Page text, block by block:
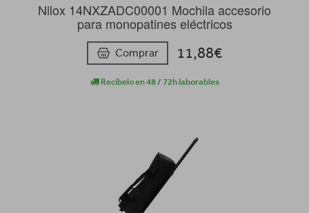
Nilox 14NXZADC00001 Mochila accesorio
para monopatines eléctricos
Comprar 11,88€
Recíbelo en 48 / 72h laborables